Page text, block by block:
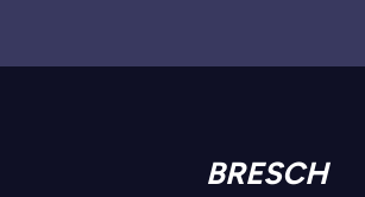
BRESCH